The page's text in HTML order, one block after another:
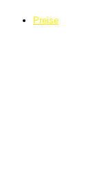
Preise